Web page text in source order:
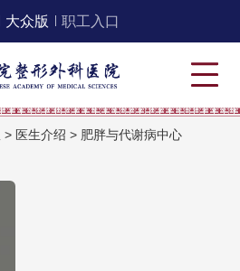
大众版 职工入口
> 医生介绍 > 肥胖与代谢病中心